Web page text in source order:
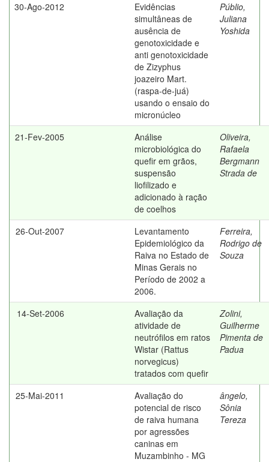
30-Ago-2012
Evidências
simultâneas de
ausência de
genotoxicidade e
anti genotoxicidade
de Zizyphus
joazeiro Mart.
(raspa-de-juá)
usando o ensaio do
micronúcleo
Públio,
Juliana
Yoshida
21-Fev-2005
Análise
microbiológica do
quefir em grãos,
suspensão
liofilizado e
adicionado à ração
de coelhos
Oliveira,
Rafaela
Bergmann
Strada de
26-Out-2007
Levantamento
Epidemiológico da
Raiva no Estado de
Minas Gerais no
Período de 2002 a
2006.
Ferreira,
Rodrigo de
Souza
14-Set-2006
Avaliação da
atividade de
neutrófilos em ratos
Wistar (Rattus
norvegicus)
tratados com quefir
Zolini,
Guilherme
Pimenta de
Padua
25-Mai-2011
Avaliação do
potencial de risco
de raiva humana
por agressões
caninas em
Muzambinho - MG
ângelo,
Sônia
Tereza